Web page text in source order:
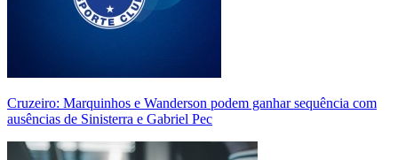
Cruzeiro: Marquinhos e Wanderson podem ganhar sequência com
ausências de Sinisterra e Gabriel Pec